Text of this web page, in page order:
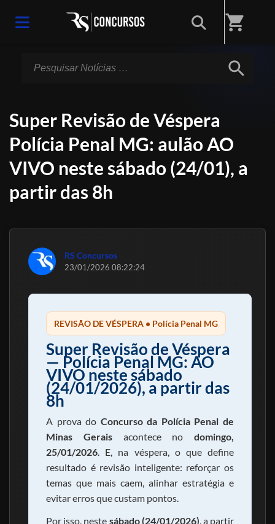
shopping_cart
search
Super Revisão de Véspera
Polícia Penal MG: aulão AO
VIVO neste sábado (24/01), a
partir das 8h
RS Concursos
23/01/2026 08:22:24
REVISÃO DE VÉSPERA • Polícia Penal MG
Super Revisão de Véspera
— Polícia Penal MG: AO
VIVO neste sábado
(24/01/2026), a partir das
8h
A prova do Concurso da Polícia Penal de
Minas Geraisacontece no domingo,
25/01/2026. E, na véspera, o que define
resultado é revisão inteligente: reforçar os
temas que mais caem, alinhar estratégia e
evitar erros que custam pontos.
Por isso, neste sábado (24/01/2026), a partir